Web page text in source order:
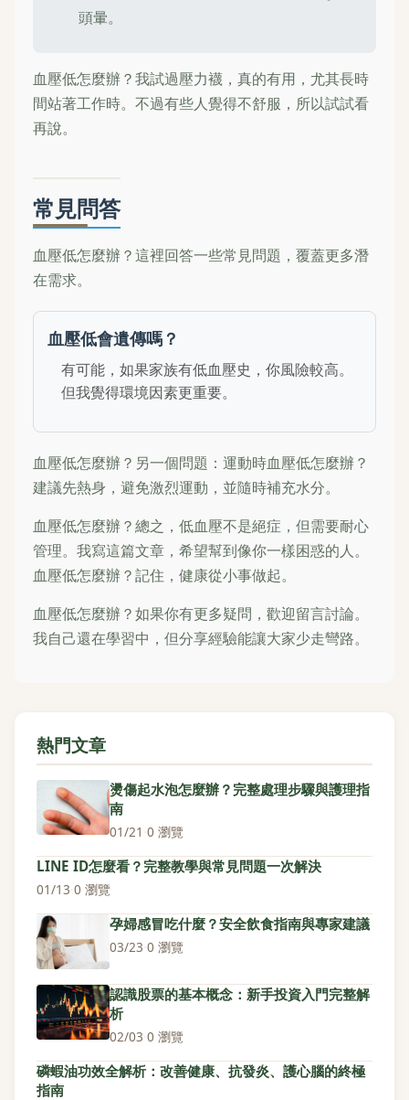
頭暈。
血壓低怎麼辦？我試過壓力襪，真的有用，尤其長時
間站著工作時。不過有些人覺得不舒服，所以試試看
再說。
常見問答
血壓低怎麼辦？這裡回答一些常見問題，覆蓋更多潛
在需求。
血壓低會遺傳嗎？
有可能，如果家族有低血壓史，你風險較高。
但我覺得環境因素更重要。
血壓低怎麼辦？另一個問題：運動時血壓低怎麼辦？
建議先熱身，避免激烈運動，並隨時補充水分。
血壓低怎麼辦？總之，低血壓不是絕症，但需要耐心
管理。我寫這篇文章，希望幫到像你一樣困惑的人。
血壓低怎麼辦？記住，健康從小事做起。
血壓低怎麼辦？如果你有更多疑問，歡迎留言討論。
我自己還在學習中，但分享經驗能讓大家少走彎路。
熱門文章
燙傷起水泡怎麼辦？完整處理步驟與護理指
南
01/21 ·0 瀏覽
LINE ID怎麼看？完整教學與常見問題一次解決
01/13·0 瀏覽
孕婦感冒吃什麼？安全飲食指南與專家建議
03/23·0 瀏覽
認識股票的基本概念：新手投資入門完整解
析
02/03·0 瀏覽
磷蝦油功效全解析：改善健康、抗發炎、護心腦的終極
指南